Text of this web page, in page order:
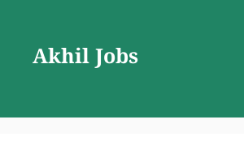
contentAkhil Jobs